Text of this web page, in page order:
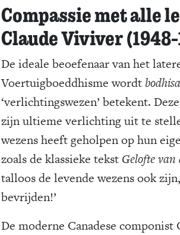
Compassie met alle
Claude Viviver
De ideale beoefenaar van het
Voertuigboeddhisme wordt
‘verlichtingswezen’ betekent.
zijn ultieme verlichting uit te
wezens heeft geholpen op hun
zoals de klassieke tekst Gelofte van
talloos de levende wezens ook
bevrijden!’
De moderne Canadese